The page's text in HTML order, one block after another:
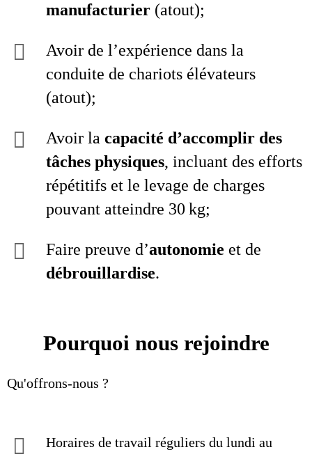
manufacturier (atout);
Avoir de l’expérience dans la
conduite de chariots élévateurs
(atout);
Avoir la capacité d’accomplir des
tâches physiques, incluant des efforts
répétitifs et le levage de charges
pouvant atteindre 30 kg;
Faire preuve d’autonomie et de
débrouillardise.
Pourquoi nous rejoindre
Qu'offrons-nous ?
Horaires de travail réguliers du lundi au